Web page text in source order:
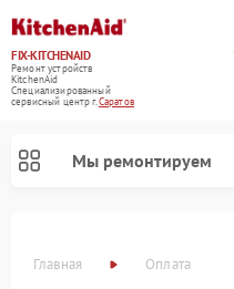
FIX-KITCHENAID
Ремонт устройств
KitchenAid
Специализированный
cервисный центр г.Саратов
Мы ремонтируем
Главная Оплата